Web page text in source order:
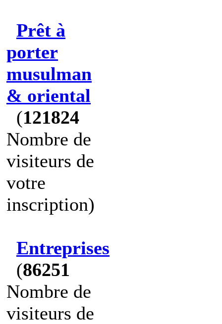
Prêt à
porter
musulman
& oriental
(121824
Nombre de
visiteurs de
votre
inscription)
Entreprises
(86251
Nombre de
visiteurs de